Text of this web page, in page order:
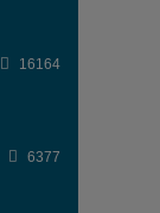
16164
6377